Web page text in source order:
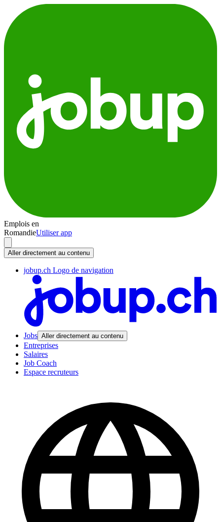
Emplois en
RomandieUtiliser app
Aller directement au contenu
jobup.ch Logo de navigation
Jobs Aller directement au contenu
Entreprises
Salaires
Job Coach
Espace recruteurs